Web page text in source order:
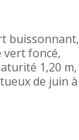
buissonnant,
vert foncé,
1,20 m,
de juin à